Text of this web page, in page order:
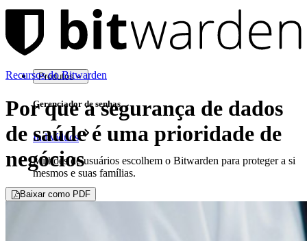
Produtos
Gerenciador de senhas
Indivíduos
Milhões de usuários escolhem o Bitwarden para proteger a si
mesmos e suas famílias.
Famílias
Recursos do Bitwarden
Por que a segurança de dados
de saúde é uma prioridade de
negócios
Baixar como PDF